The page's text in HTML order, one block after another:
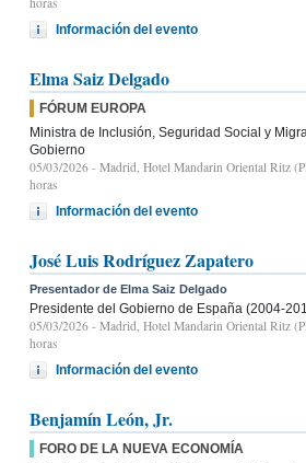
Información del evento
Elma Saiz Delgado
FÓRUM EUROPA
Ministra de Inclusión, Seguridad Social y
Gobierno
05/03/2026 - Madrid, Hotel Mandarin Oriental Ritz
horas
Información del evento
José Luis Rodríguez Zapatero
Presentador de Elma Saiz Delgado
Presidente del Gobierno de España (2004-
05/03/2026 - Madrid, Hotel Mandarin Oriental Ritz
horas
Información del evento
Benjamín León, Jr.
FORO DE LA NUEVA ECONOMÍA